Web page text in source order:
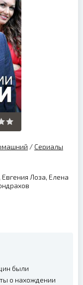
/ Сериалы
Лоза, Елена
были
о нахождении